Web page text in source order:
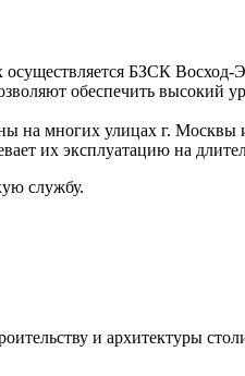
БЗСК
обеспечить высокий
на многих улицах г.
их эксплуатацию на
службу.
и архитектуры